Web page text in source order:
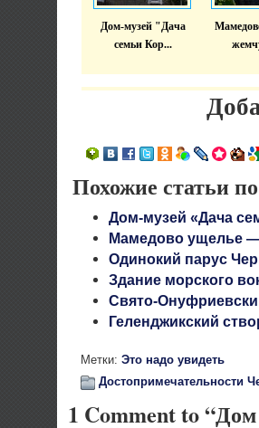
Дом-музей "Дача
семьи Кор...
Похожие статьи
Дом-музей «Дача
Мамедово ущелье
Одинокий парус
Здание морского
Свято-
Геленджикский
Метки: Это надо увидеть
Достопримечательности
1 Comment to